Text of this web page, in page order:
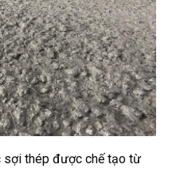
sợi thép được chế tạo từ